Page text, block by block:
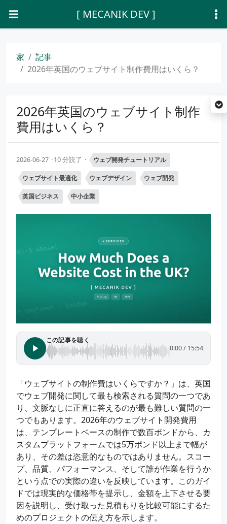
[ MECANIK DEV ]
家
記事
2026年英国のウェブサイト制作費用はいくら？
2026年英国のウェブサイト制作
費用はいくら？
2026-06-27 10 分読了 ウェブ開発チュートリアル
ウェブサイト最適化 ウェブデザイン ウェブ開発
英国ビジネス 中小企業
この記事を聴く
0:00/ 15:54
「ウェブサイトの制作費はいくらですか？」は、英国
でウェブ開発に関して最も検索される質問の一つであ
り、文脈なしに正直に答えるのが最も難しい質問の一
つでもあります。2026年のウェブサイト開発費用
は、テンプレートベースの制作で数百ポンドから、カ
スタムプラットフォームでは5万ポンド以上まで幅が
あり、その差は恣意的なものではありません。スコー
プ、品質、パフォーマンス、そして誰が作業を行うか
という点での実際の違いを反映しています。このガイ
ドでは現実的な価格帯を提示し、金額を上下させる要
因を説明し、受け取った見積もりを比較可能にするた
めのプロジェクトの伝え方を示します。